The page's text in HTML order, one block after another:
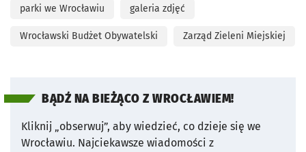
parki we Wrocławiu galeria zdjęć
Wrocławski Budżet Obywatelski Zarząd Zieleni Miejskiej
BĄDŹ NA BIEŻĄCO Z WROCŁAWIEM!
Kliknij „obserwuj”, aby wiedzieć, co dzieje się we
Wrocławiu. Najciekawsze wiadomości z